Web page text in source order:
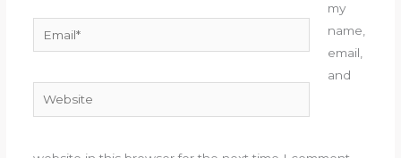
Website
my
name,
email,
and